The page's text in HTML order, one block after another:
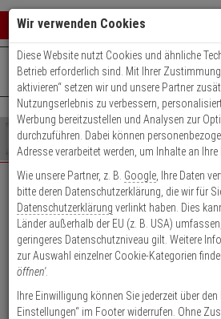
Warenkorb schließen
0 ARTIKEL IM
Ihr
Ergebnisse ()
Shop
durchsuchen
Bitte
geben
Sie
mindestens
Zeichen
ein,
um
Suche
Es
wurde
noch
Kategorien
Suche
gestartet
+49 (0)821 899 493-0Mo. - Do.: 8:00 -
Kontaktservice
EXPERT-Security für
Das Beste für Ihre
Wir verwenden Cookies
Diese Website nutzt Cookies und ähnliche
Betrieb erforderlich sind. Mit Ihrer
aktivieren“ setzen wir und unsere Partner
Nutzungserlebnis zu verbessern,
Werbung bereitzustellen und Analysen zur
durchzuführen. Dabei können
Adresse verarbeitet werden, um Inhalte an
Wie unsere Partner, z. B. Google , Ihre Daten
bitte deren Datenschutzerklärung, die wir für
Datenschutzerklärung verlinkt haben. Dies
Länder außerhalb der EU (z. B. USA)
geringeres Datenschutzniveau gilt. Weitere
zur Auswahl einzelner Cookie-Kategorien
öffnen'.
Ihre Einwilligung können Sie jederzeit über
Einstellungen“ im Footer widerrufen. Ohne